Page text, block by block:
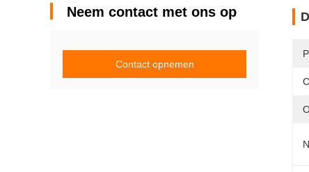
Neem contact met ons op
Contact opnemen